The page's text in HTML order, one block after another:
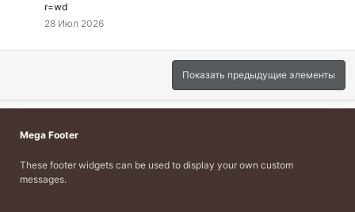
r=wd
28 Июл 2026
Показать предыдущие элементы
Mega Footer
These footer widgets can be used to display your own custom
messages.